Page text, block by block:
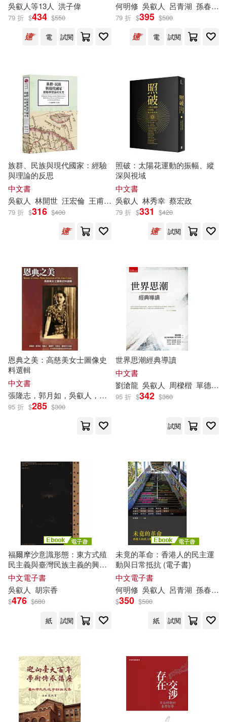
黎恩灝(2) 劉滄龍(1)
吳介民、吳叡人、汪宏倫、范雲、
吳居叡(1)
單德興(1)
張隆志，郭月如，吳叡人，連憲
升，王昭文，嚴婉玲(1)
林秀幸(1) 林開世(1)
楊士範(1) 汪宏倫(1)
沈志中(1) 王甫昌(1)
蔡宏政(1)
鄧育仁(1)
陳惠馨(1) 黃庭康(1)
適合手機平板閱讀(7)
其他 (可複選)
現在可購買商品(22)
作者/演唱/譯/編/繪(26)
價格
範圍
吳叡 人等13人 洪子偉
79 折 $434 $550
電
試閱
何明修 吳叡 人 呂青湖 孫春在
79 折 $395 $500
電
試閱
族群、民族與現代國家：經驗
與理論的反思
中文書
吳叡 人 林開世 汪宏倫 王甫昌 蔡友月 蕭阿勤 黃庭康
79 折 $316 $400
照破：太陽花運動的振幅、縱
深與視域
中文書
吳叡 人 林秀幸 蔡宏政
79 折 $331 $420
試閱
恩典之美：高慈美女士圖像史
料選輯
中文書
張隆志，郭月如， 吳叡 人 ，連憲升，王昭文，嚴婉玲
95 折 $285 $300
世界思潮經典導讀
中文書
劉滄龍 吳叡 人 周樑楷 單德興
95 折 $342 $360
試閱
福爾摩沙意識形態：東方式殖
民主義與臺灣民族主義的興起
1895-1945 (電子書)
中文電子書
吳叡 人 胡宗香
$476 $680
紙
試閱
未竟的革命：香港人的民主運
動與日常抵抗 (電子書)
中文電子書
何明修 吳叡 人 呂青湖 孫春在
$350 $500
紙
試閱